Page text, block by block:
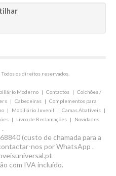
Todos os direitos reservados.
Moderno| Contactos| Colchões /
| Cabeceiras| Complementos para
| Mobiliário Juvenil | Camas Abatíveis |
| Livro de Reclamações | Novidades
.
(custo de chamada para a
nos por WhatsApp .
com IVA incluído.